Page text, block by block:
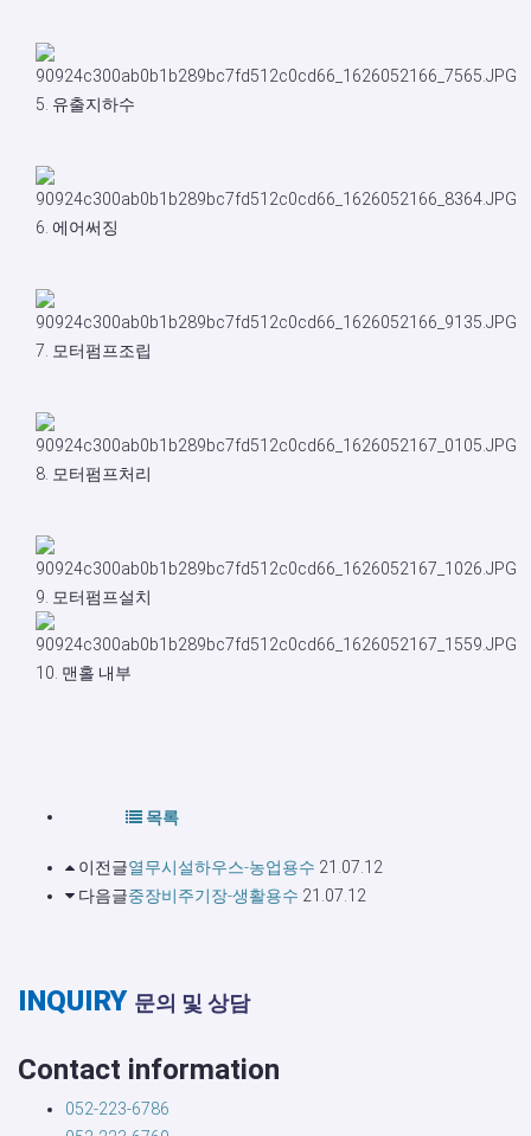
5. 유출지하수
6. 에어써징
7. 모터펌프조립
8. 모터펌프처리
9. 모터펌프설치
10. 맨홀 내부
목록
이전글열무시설하우스-농업용수 21.07.12
다음글중장비주기장-생활용수 21.07.12
INQUIRY 문의 및 상담
Contact information
052-223-6786